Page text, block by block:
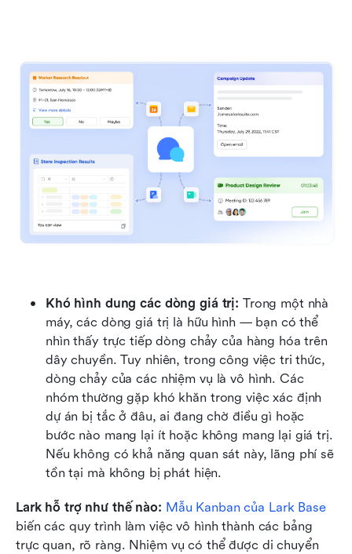
Khó hình dung các dòng giá trị: Trong một nhà
máy, các dòng giá trị là hữu hình — bạn có thể
nhìn thấy trực tiếp dòng chảy của hàng hóa trên
dây chuyền. Tuy nhiên, trong công việc tri thức,
dòng chảy của các nhiệm vụ là vô hình. Các
nhóm thường gặp khó khăn trong việc xác định
dự án bị tắc ở đâu, ai đang chờ điều gì hoặc
bước nào mang lại ít hoặc không mang lại giá trị.
Nếu không có khả năng quan sát này, lãng phí sẽ
tồn tại mà không bị phát hiện.
Lark hỗ trợ như thế nào: Mẫu Kanban của Lark Base
biến các quy trình làm việc vô hình thành các bảng
trực quan, rõ ràng. Nhiệm vụ có thể được di chuyển